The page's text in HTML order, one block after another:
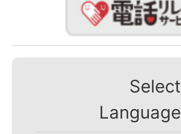
Select
Language